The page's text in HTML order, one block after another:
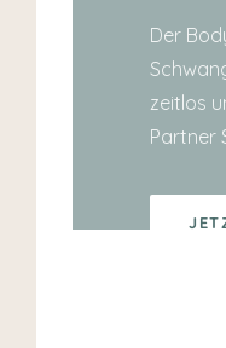
Der
zeitlos
Partner